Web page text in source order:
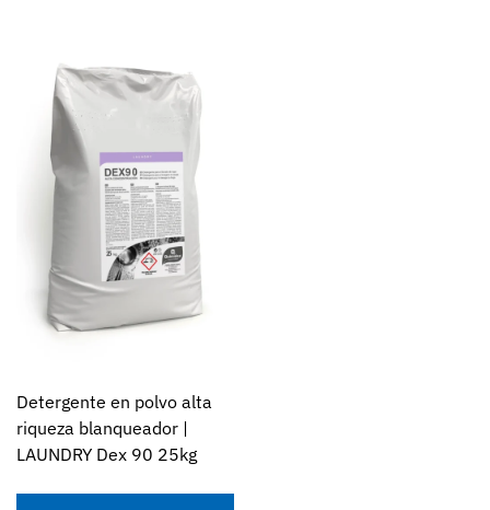
Detergente en polvo alta
riqueza blanqueador |
LAUNDRY Dex 90 25kg